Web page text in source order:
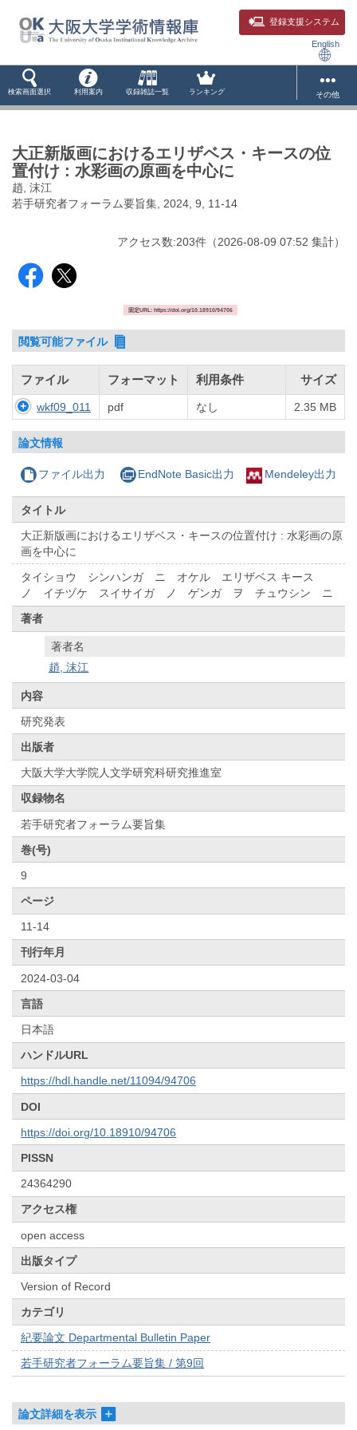
登録支援システム
English
検索画面選択 利用案内 収録雑誌一覧 ランキング その他
大正新版画におけるエリザベス・キースの位
置付け : 水彩画の原画を中心に
趙, 沫江
若手研究者フォーラム要旨集, 2024, 9, 11-14
アクセス数:203件 （2026-08-09 07:52 集計）
固定URL: https://doi.org/10.18910/94706
閲覧可能ファイル
ファイル フォーマット 利用条件 サイズ
wkf09_011 pdf なし 2.35 MB
論文情報
ファイル出力 EndNote Basic出力 Mendeley出力
タイトル
大正新版画におけるエリザベス・キースの位置付け : 水彩画の原
画を中心に
タイショウ シンハンガ ニ オケル エリザベス キース
ノ イチヅケ スイサイガ ノ ゲンガ ヲ チュウシン ニ
著者
著者名
趙, 沫江
内容
研究発表
出版者
大阪大学大学院人文学研究科研究推進室
収録物名
若手研究者フォーラム要旨集
巻(号)
9
ページ
11-14
刊行年月
2024-03-04
言語
日本語
ハンドルURL
https://hdl.handle.net/11094/94706
DOI
https://doi.org/10.18910/94706
PISSN
24364290
アクセス権
open access
出版タイプ
Version of Record
カテゴリ
紀要論文 Departmental Bulletin Paper
若手研究者フォーラム要旨集 / 第9回
論文詳細を表示